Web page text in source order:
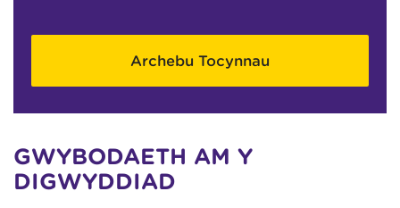
Archebu Tocynnau
GWYBODAETH AM Y
DIGWYDDIAD